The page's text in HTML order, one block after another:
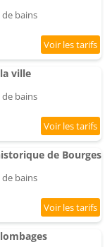
de bains
ville
de bains
de Bourges
de bains